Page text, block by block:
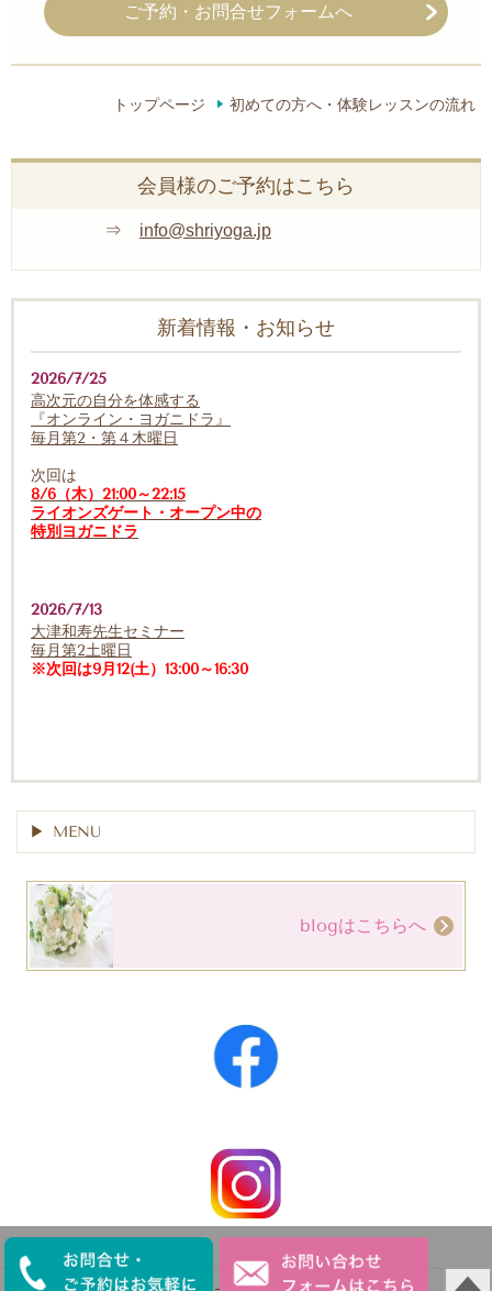
ご予約・お問合せフォームへ
トップページ 初めての方へ・体験レッスンの流れ
会員様のご予約はこちら
⇒ info@shriyoga.jp
新着情報・お知らせ
2026/7/25
高次元の自分を体感する
『オンライン・ヨガニドラ』
毎月第2・第４木曜日
次回は
8/6（木）21:00～22:15
ライオンズゲート・オープン中の
特別ヨガニドラ
2026/7/13
大津和寿先生セミナー
毎月第2土曜日
※次回は9月12(土）13:00～16:30
MENU
blogはこちらへ